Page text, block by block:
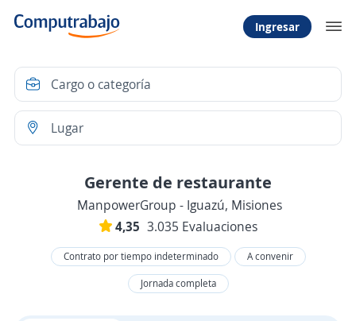
Ingresar
Gerente de restaurante
ManpowerGroup - Iguazú, Misiones
4,35 3.035 Evaluaciones
Contrato por tiempo indeterminado
A convenir
Jornada completa